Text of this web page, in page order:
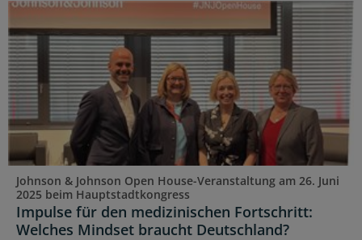
Johnson & Johnson Open House-Veranstaltung am 26. Juni
2025 beim Hauptstadtkongress
Impulse für den medizinischen Fortschritt:
Welches Mindset braucht Deutschland?